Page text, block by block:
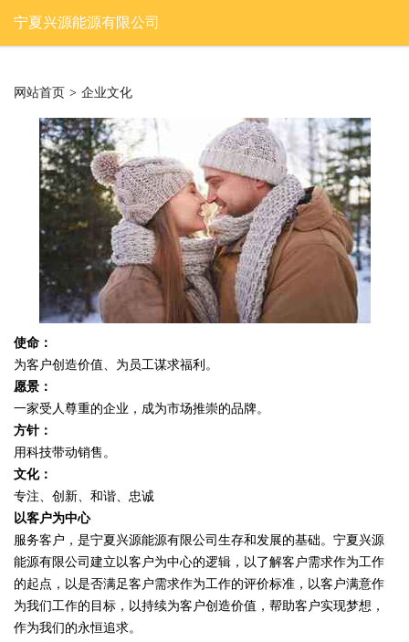
宁夏兴源能源有限公司
网站首页 > 企业文化
使命：
为客户创造价值、为员工谋求福利。
愿景：
一家受人尊重的企业，成为市场推崇的品牌。
方针：
用科技带动销售。
文化：
专注、创新、和谐、忠诚
以客户为中心
服务客户，是宁夏兴源能源有限公司生存和发展的基础。宁夏兴源
能源有限公司建立以客户为中心的逻辑，以了解客户需求作为工作
的起点，以是否满足客户需求作为工作的评价标准，以客户满意作
为我们工作的目标，以持续为客户创造价值，帮助客户实现梦想，
作为我们的永恒追求。